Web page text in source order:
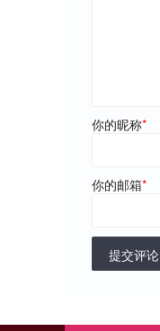
你的昵称*
你的邮箱*
提交评论